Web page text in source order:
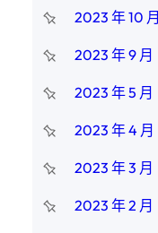
2023 年 10 月
2023 年 9 月
2023 年 5 月
2023 年 4 月
2023 年 3 月
2023 年 2 月